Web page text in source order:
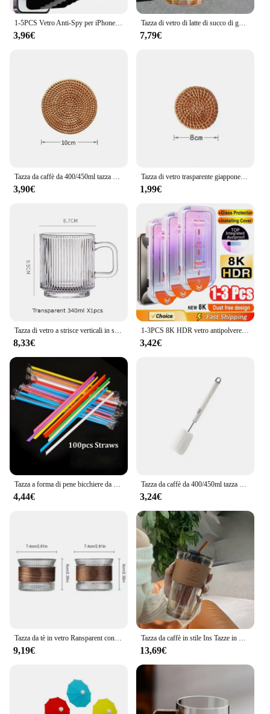
1-5PCS Vetro Anti-Spy per iPhone 14 13 15 12 11 16 Pro Max Mini Plus SE 2020 22 X XS XR Protezione Dello Schermo Privacy Per iPhone 7 8
3,96€
Tazza di vetro di latte di succo di ghiaccio di alta qualità 350/450ml tazza di caffè di bicchieri di paglia trasparente con coperchio regalo di tazza di festa di viaggio
7,79€
Tazza da caffè da 400/450ml tazza di vetro a righe semplici con coperchio e cannuccia tazza da tè trasparente a bolle succo di latte moka tazze tazza da colazione
3,90€
Tazza di vetro trasparente giapponese tazza di acqua di vetro resistente al calore tazza di caffè creativa di ghiaccio bicchieri durevoli stessa montagna di Fuji
1,99€
Tazza di vetro a strisce verticali in stile giapponese con manico, tazza di latte, tazza di succo, tazza di caffè, copertura in legno di bambù, vetreria da bar Kawaii
8,33€
1-3PCS 8K HDR vetro antipolvere per iPhone 16 15 13 12 11 14 Pro Max HD pellicola salvaschermo con rivestimento oleorepellente per iPhone X XS Max XR
3,42€
Tazza a forma di pene bicchiere da vino bicchiere da birra bicchiere da Cocktail divertente Design creativo ciucci whisky bicchiere da vino per la festa del Bar di casa
4,44€
Tazza da caffè da 400/450ml tazza di vetro a righe semplici con coperchio e cannuccia tazza da tè trasparente a bolle succo di latte moka tazze tazza da colazione
3,24€
Tazza da tè in vetro Ransparent con custodia in legno tazza da Sake Vintage Kung Fu tazza da tè piccola tazze da caffè trasparenti tazze da caffè idee regalo
9,19€
Tazza da caffè in stile Ins Tazze in vetro con coperchi e cannucce Tazza Kawaii a prova di perdite Bellissime tazze da tè Manicotti per tazze in pelle Stoviglie
13,69€